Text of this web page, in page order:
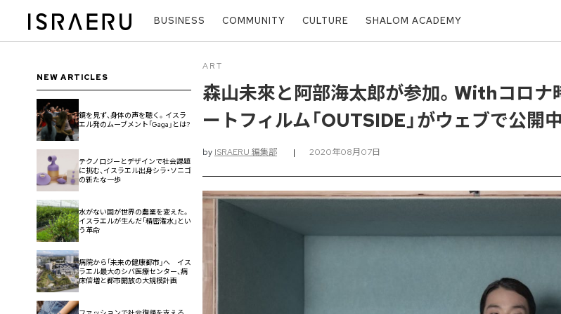
BUSINESS COMMUNITY CULTURE SHALOM ACADEMY
NEW ARTICLES
鏡を見ず、身体の声を聴く。イスラ
エル発のムーブメント「Gaga」とは?
テクノロジーとデザインで社会課題
に挑む、イスラエル出身シラ・ソニゴ
の新たな一歩
水がない国が世界の農業を変えた。
イスラエルが生んだ「精密潅水」とい
う革命
病院から「未来の健康都市」へ イス
ラエル最大のシバ医療センター、病
床倍増と都市開放の大規模計画
ART
森山未來と阿部海太郎が参加。Withコロナ
ートフィルム「OUTSIDE」がウェブで公開中
by ISRAERU 編集部 | 2020年08月07日